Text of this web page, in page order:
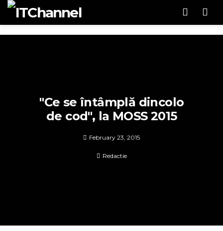
"Ce se întâmplă dincolo
de cod", la MOSS 2015
February 23, 2015
Redactie